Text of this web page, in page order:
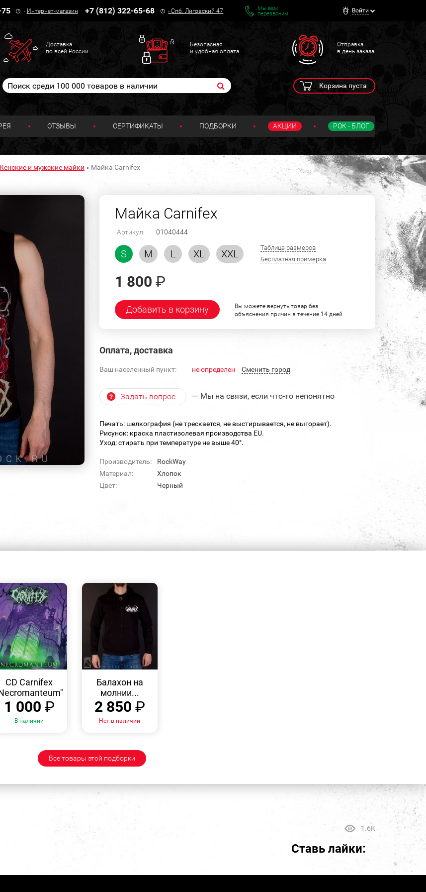
- Интернет-магазин +7 (812) 322-65-68 -Спб. Лиговский 47
Мы вам
перезвоним
Войти
Доставка
по всей России
Безопасная
и удобная оплата
Отправка
в день заказа
Корзина пуста
ОТЗЫВЫ СЕРТИФИКАТЫ ПОДБОРКИ АКЦИИ РОК - БЛОГ
и мужские майки Майка Carnifex
Майка Carnifex
Артикул: 01040444
S M L XL XXL
Таблица размеров
Бесплатная примерка
1 800 ₽
Добавить в корзину
Вы можете вернуть товар без
объяснения причин в течение 14 дней
Оплата, доставка
Ваш населенный пункт: не определен Cменить город
Задать вопрос — Мы на связи, если что-то непонятно
Печать: шелкография (не трескается, не выстирывается, не выгорает).
Рисунок: краска пластизолевая производства EU.
Уход: стирать при температуре не выше 40°.
Производитель:
RockWay
Материал:
Хлопок
Цвет:
Черный
ПРОСМОТР
CD Carnifex
1 000 ₽
В наличии
Балахон на
молнии...
2 850 ₽
Нет в наличии
Все товары этой подборки
1.6K
Ставь лайки: